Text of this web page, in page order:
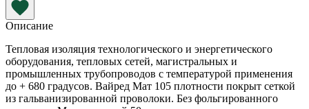
Описание
Тепловая изоляция технологического и энергетического
оборудования, тепловых сетей, магистральных и
промышленных трубопроводов с температурой применения
до + 680 градусов. Вайред Мат 105 плотности покрыт сеткой
из гальванизированной проволоки. Без фольгированного